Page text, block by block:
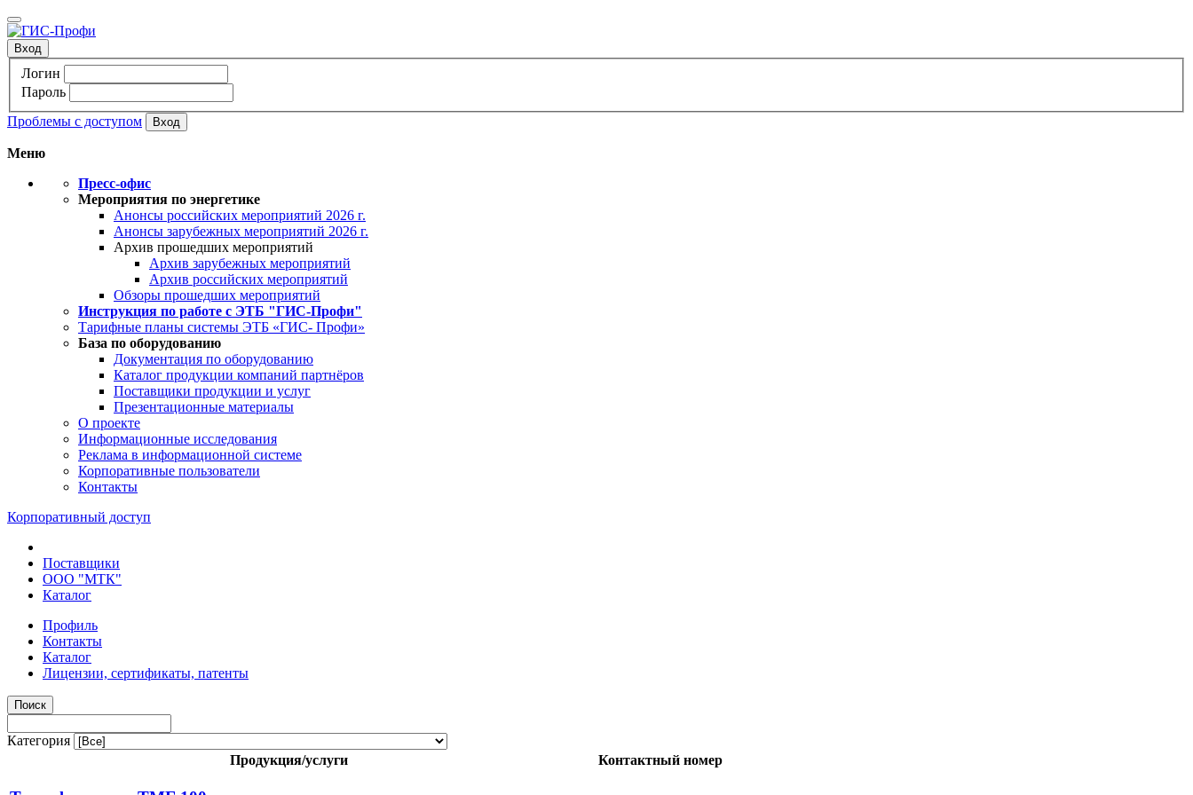
Вход
Логин
Пароль
Проблемы с доступом
Меню
Пресс-офис
Мероприятия по энергетике
Анонсы российских мероприятий 2026 г.
Анонсы зарубежных мероприятий 2026 г.
Архив прошедших мероприятий
Архив зарубежных мероприятий
Архив российских мероприятий
Обзоры прошедших мероприятий
Инструкция по работе с ЭТБ "ГИС-Профи"
Тарифные планы системы ЭТБ «ГИС- Профи»
База по оборудованию
Документация по оборудованию
Каталог продукции компаний партнёров
Поставщики продукции и услуг
Презентационные материалы
О проекте
Информационные исследования
Реклама в информационной системе
Корпоративные пользователи
Контакты
Корпоративный доступ
Поставщики
ООО "МТК"
Каталог
Профиль
Контакты
Каталог
Лицензии, сертификаты, патенты
Категория
Продукция/услуги
Контактный номер